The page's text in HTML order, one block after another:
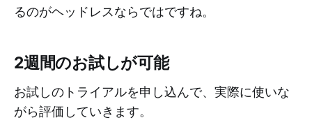
るのがヘッドレスならではですね。
2週間のお試しが可能
お試しのトライアルを申し込んで、実際に使いな
がら評価していきます。